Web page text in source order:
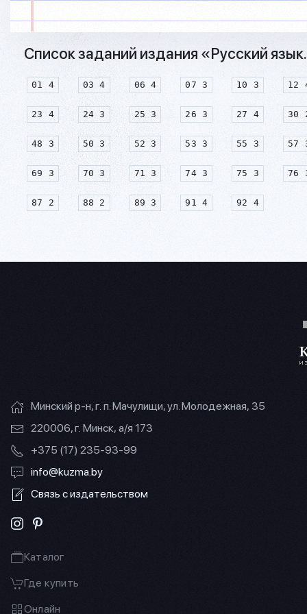
Список заданий издания «Русский
01 4 03 4 06 4 07 3 10 3 12
23 4 24 3 25 3 26 3 27 4 30
48 3 50 3 52 3 53 3 55 3 57
69 3 70 3 71 3 74 3 75 3 76
87 2 88 2 89 3 91 4 92 4
Минский р-н, г. п. Мачулищи, ул. Молодежная, 35
220006, г. Минск, а/я 173
+375 (17) 235-93-99
info@kuzma.by
Связь с издательством
Каталог
Где купить
Онлайн